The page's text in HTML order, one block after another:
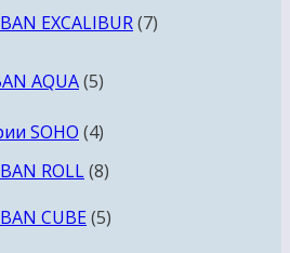
EXCALIBUR 77
AQUA 55
SOHO 44
товара
ROLL 88
CUBE 55